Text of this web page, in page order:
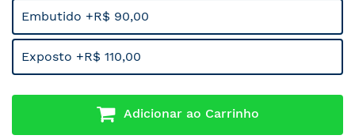
Embutido +R$ 90,00
Exposto +R$ 110,00
Adicionar ao Carrinho